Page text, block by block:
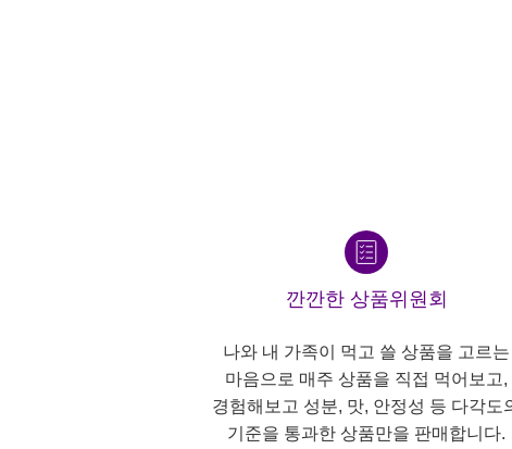
깐깐한 상품위원회
나와 내 가족이 먹고 쓸 상품을 고르는
마음으로 매주 상품을 직접 먹어보고,
경험해보고 성분, 맛, 안정성 등 다각도
기준을 통과한 상품만을 판매합니다.